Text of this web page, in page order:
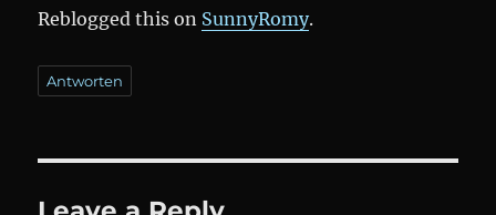
Reblogged this on SunnyRomy.
Antworten